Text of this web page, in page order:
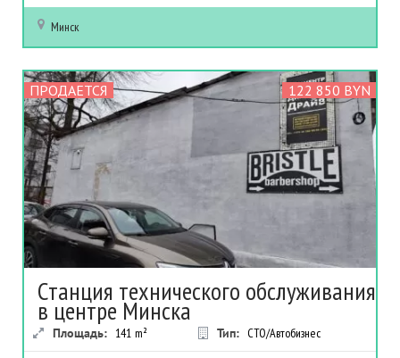
Минск
ПРОДАЕТСЯ 122 850 BYN
Станция технического обслуживания
в центре Минска
Площадь: 141 m² Тип: СТО/Автобизнес